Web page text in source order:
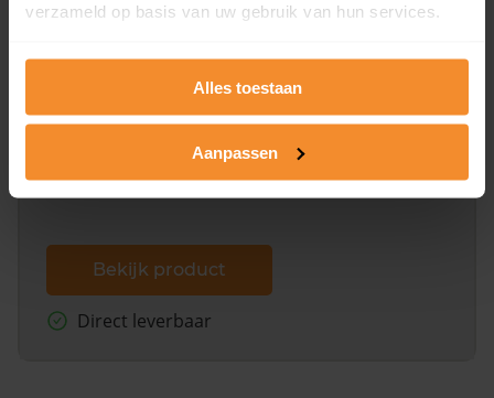
verzameld op basis van uw gebruik van hun services.
Alles toestaan
Aanpassen
Een uitgebreid overzicht van het perceel en
dit inclusief de luchtfoto!
Bekijk product
Direct leverbaar